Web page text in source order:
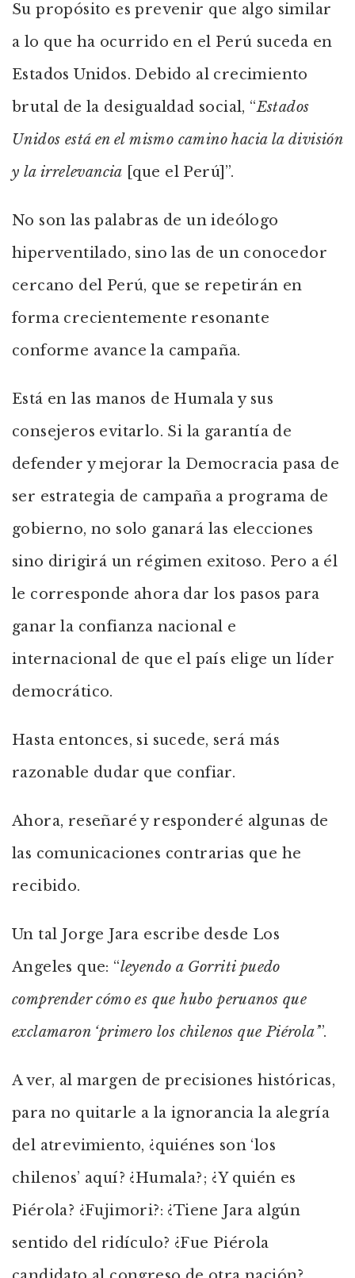
Su propósito es prevenir que algo similar
a lo que ha ocurrido en el Perú suceda en
Estados Unidos. Debido al crecimiento
brutal de la desigualdad social, “Estados
Unidos está en el mismo camino hacia la división
y la irrelevancia [que el Perú]”.
No son las palabras de un ideólogo
hiperventilado, sino las de un conocedor
cercano del Perú, que se repetirán en
forma crecientemente resonante
conforme avance la campaña.
Está en las manos de Humala y sus
consejeros evitarlo. Si la garantía de
defender y mejorar la Democracia pasa de
ser estrategia de campaña a programa de
gobierno, no solo ganará las elecciones
sino dirigirá un régimen exitoso. Pero a él
le corresponde ahora dar los pasos para
ganar la confianza nacional e
internacional de que el país elige un líder
democrático.
Hasta entonces, si sucede, será más
razonable dudar que confiar.
Ahora, reseñaré y responderé algunas de
las comunicaciones contrarias que he
recibido.
Un tal Jorge Jara escribe desde Los
Angeles que: “leyendo a Gorriti puedo
comprender cómo es que hubo peruanos que
exclamaron ‘primero los chilenos que Piérola’”.
A ver, al margen de precisiones históricas,
para no quitarle a la ignorancia la alegría
del atrevimiento, ¿quiénes son ‘los
chilenos’ aquí? ¿Humala?; ¿Y quién es
Piérola? ¿Fujimori?: ¿Tiene Jara algún
sentido del ridículo? ¿Fue Piérola